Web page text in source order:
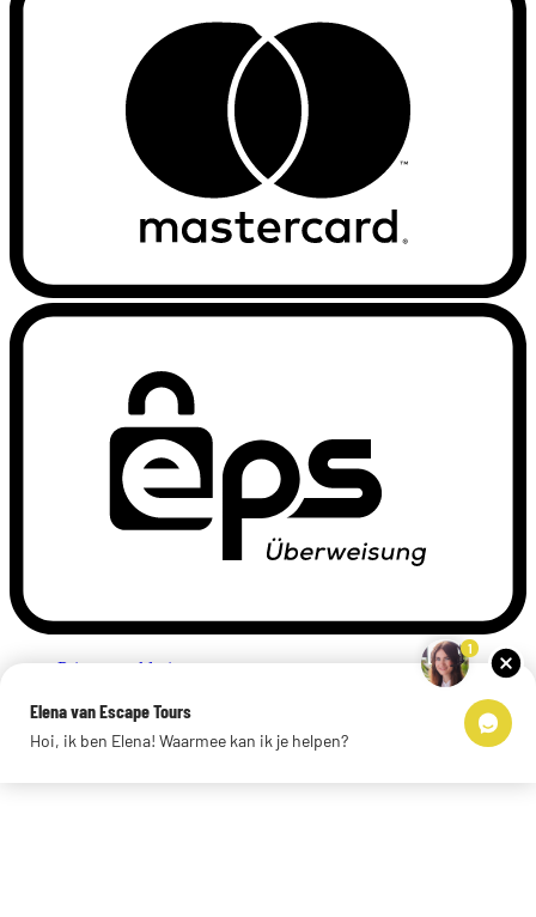
Privacyverklaring
Links
© 2026 Escape Tours
1
Elena van Escape Tours
Hoi, ik ben Elena! Waarmee kan ik je helpen?